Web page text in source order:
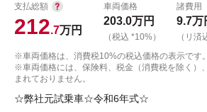
支払総額
212.7万円
車両価格
203.0万円
（税込 *10%）
諸費用
9.7万
（リ済
※車両価格は、消費税10%の税込価格の表示です
※車両価格には、保険料、税金（消費税を除く）
まれておりません。
☆弊社元試乗車☆令和6年式☆